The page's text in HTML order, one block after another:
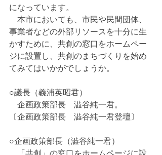
になっています。
本市においても、市民や民間団体、
事業者などの外部リソースを十分に生
かすために、共創の窓口をホームペー
ジに設置し、共創のまちづくりを始め
てみてはいかがでしょうか。
○議長（義浦英昭君）
企画政策部長　澁谷純一君。
〔企画政策部長　澁谷純一君登壇〕
○企画政策部長（澁谷純一君）
「共創」の窓口をホームページに設